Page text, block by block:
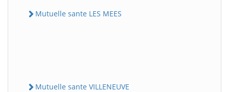
Mutuelle sante LES MEES
Mutuelle sante VILLENEUVE